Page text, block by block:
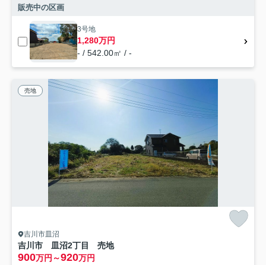
販売中の区画
3号地
1,280万円
- / 542.00㎡ / -
売地
吉川市皿沼
吉川市 皿沼2丁目 売地
900万円～920万円